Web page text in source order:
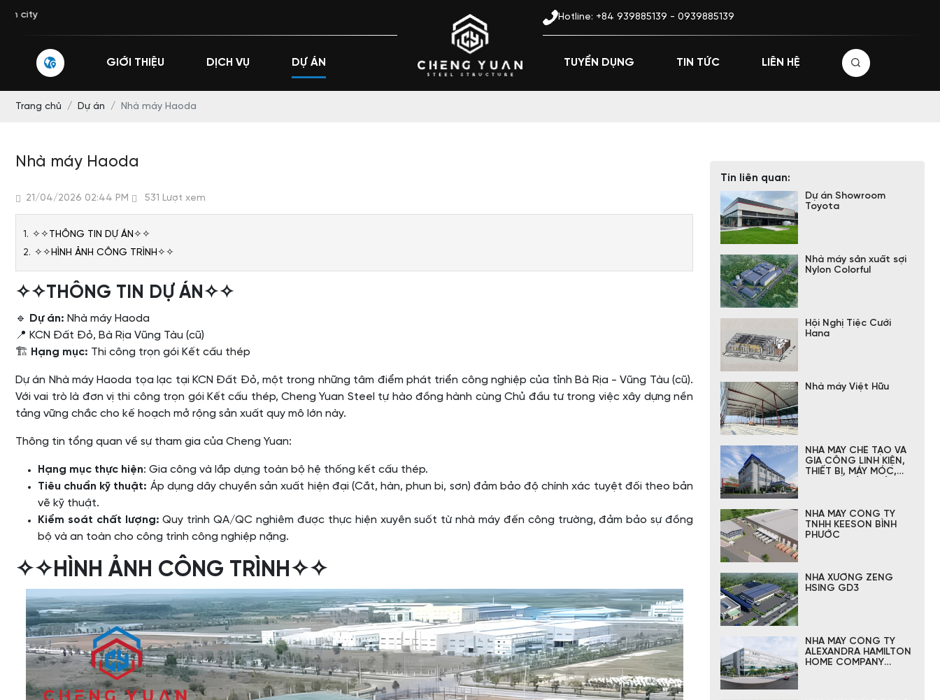
26 Street No. 8, Administrative Center, Di An Ward, Ho Chi Minh cityHotline: +84 939885139 - 0939885139
GIỚI THIỆU DỊCH VỤ DỰ ÁN TUYỂN DỤNG TIN TỨC LIÊN HỆ
Trang chủ Dự án Nhà máy Haoda
Nhà máy Haoda
21/04/2026 02:44 PM 531 Lượt xem
✧✧THÔNG TIN DỰ ÁN✧✧
✧✧HÌNH ẢNH CÔNG TRÌNH✧✧
✧✧THÔNG TIN DỰ ÁN✧✧
🔹 Dự án: Nhà máy Haoda
📍 KCN Đất Đỏ, Bà Rịa Vũng Tàu (cũ)
🏗 Hạng mục: Thi công trọn gói Kết cấu thép
Dự án Nhà máy Haoda tọa lạc tại KCN Đất Đỏ, một trong những tâm điểm phát triển công nghiệp của tỉnh Bà Rịa - Vũng Tàu (cũ).
Với vai trò là đơn vị thi công trọn gói Kết cấu thép, Cheng Yuan Steel tự hào đồng hành cùng Chủ đầu tư trong việc xây dựng nền
tảng vững chắc cho kế hoạch mở rộng sản xuất quy mô lớn này.
Thông tin tổng quan về sự tham gia của Cheng Yuan:
Hạng mục thực hiện: Gia công và lắp dựng toàn bộ hệ thống kết cấu thép.
Tiêu chuẩn kỹ thuật: Áp dụng dây chuyền sản xuất hiện đại (Cắt, hàn, phun bi, sơn) đảm bảo độ chính xác tuyệt đối theo bản
vẽ kỹ thuật.
Kiểm soát chất lượng: Quy trình QA/QC nghiêm được thực hiện xuyên suốt từ nhà máy đến công trường, đảm bảo sự đồng
bộ và an toàn cho công trình công nghiệp nặng.
✧✧HÌNH ẢNH CÔNG TRÌNH✧✧
Tin liên quan:
Dự án Showroom
Toyota
Nhà máy sản xuất sợi
Nylon Colorful
Hội Nghị Tiệc Cưới
Hana
Nhà máy Việt Hữu
NHÀ MÁY CHẾ TẠO VÀ
GIA CÔNG LINH KIỆN,
THIẾT BỊ, MÁY MÓC,
NHÀ MÁY CÔNG TY
TNHH KEESON BÌNH
PHƯỚC
NHÀ XƯỞNG ZENG
HSING GD3
NHÀ MÁY CÔNG TY
ALEXANDRA HAMILTON
HOME COMPANY